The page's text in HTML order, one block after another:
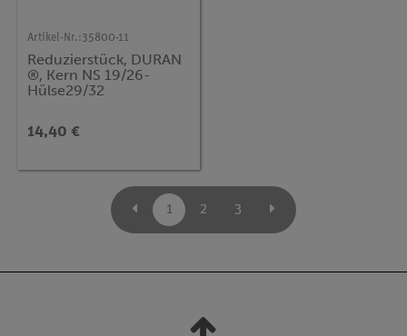
Artikel-Nr.:35800-11
Reduzierstück, DURAN
®, Kern NS 19/26-
Hülse29/32
14,40 €
1 2 3